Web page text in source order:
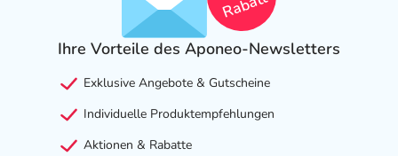
Ihre Vorteile des Aponeo-Newsletters
Exklusive Angebote & Gutscheine
Individuelle Produktempfehlungen
Aktionen & Rabatte